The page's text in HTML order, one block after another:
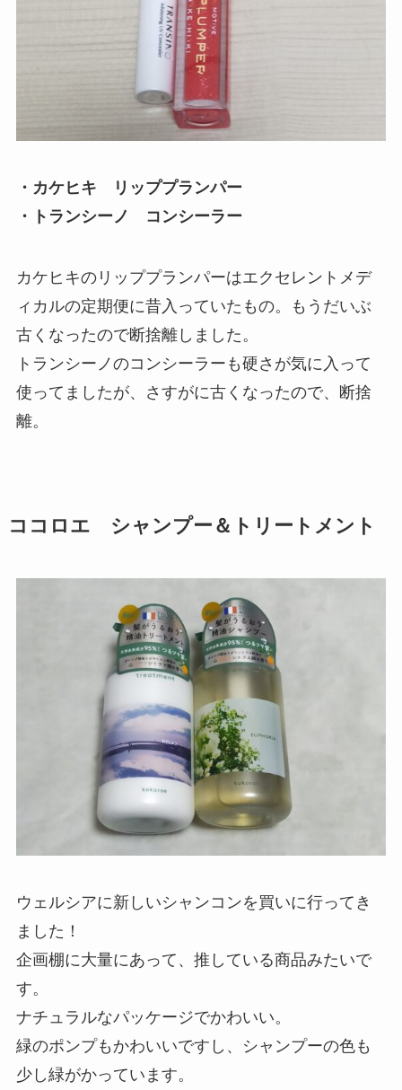
・カケヒキ リッププランパー
・トランシーノ コンシーラー
カケヒキのリッププランパーはエクセレントメデ
ィカルの定期便に昔入っていたもの。もうだいぶ
古くなったので断捨離しました。
トランシーノのコンシーラーも硬さが気に入って
使ってましたが、さすがに古くなったので、断捨
離。
ココロエ シャンプー＆トリートメント
ウェルシアに新しいシャンコンを買いに行ってき
ました！
企画棚に大量にあって、推している商品みたいで
す。
ナチュラルなパッケージでかわいい。
緑のポンプもかわいいですし、シャンプーの色も
少し緑がかっています。